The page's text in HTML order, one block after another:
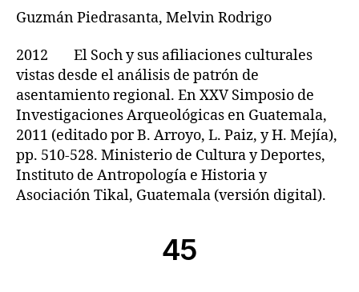
Guzmán Piedrasanta, Melvin Rodrigo
2012 El Soch y sus afiliaciones culturales
vistas desde el análisis de patrón de
asentamiento regional. En XXV Simposio de
Investigaciones Arqueológicas en Guatemala,
2011 (editado por B. Arroyo, L. Paiz, y H. Mejía),
pp. 510-528. Ministerio de Cultura y Deportes,
Instituto de Antropología e Historia y
Asociación Tikal, Guatemala (versión digital).
45